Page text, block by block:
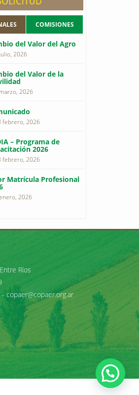
COMISIONES
del Valor del Agro
2026
del Valor de la
2026
febrero, 2026
– Programa de
2026
febrero, 2026
Matrícula Profesional
2026
Ríos
-copaer@copaer.org.ar